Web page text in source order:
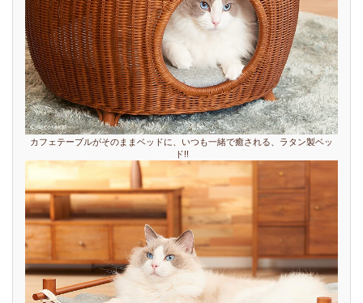
カフェテーブルがそのままベッドに、いつも一緒で癒される、ラタン製ベッ
ド!!